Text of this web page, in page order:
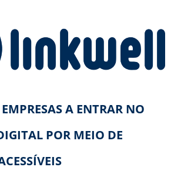
A ENTRAR NO
POR MEIO DE